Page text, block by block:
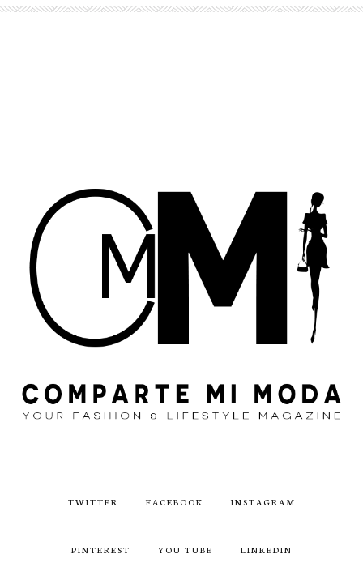
TWITTER FACEBOOK INSTAGRAM
PINTEREST YOU TUBE LINKEDIN